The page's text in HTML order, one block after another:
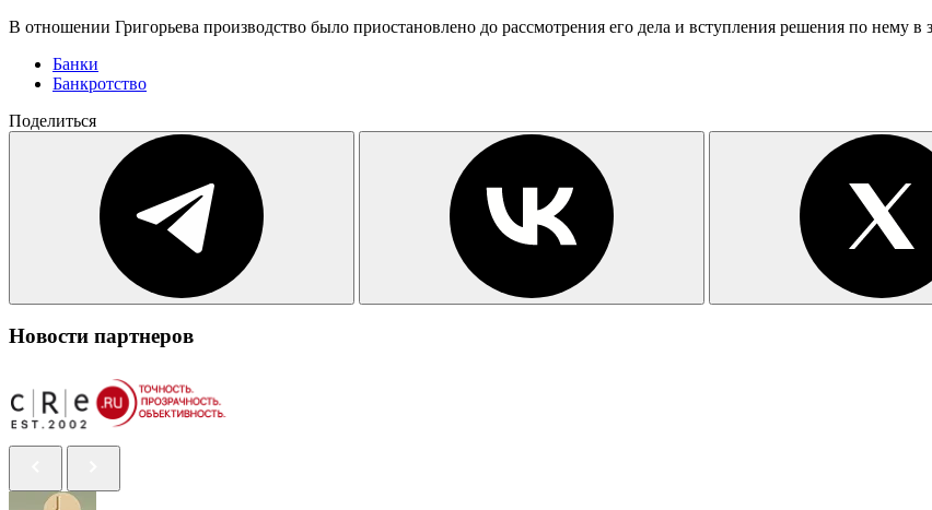
В отношении Григорьева производство было приостановлено до рассмотрения его дела и вступления решения по нему в
Банки
Банкротство
Поделиться
Новости партнеров